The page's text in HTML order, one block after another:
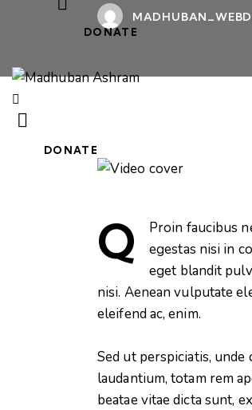
DONATE
DONATE
Q
Proin faucibus
egestas nisi in
eget blandit
nisi. Aenean vulputate
eleifend ac, enim.
Sed ut perspiciatis,
laudantium, totam rem
beatae vitae dicta sunt,